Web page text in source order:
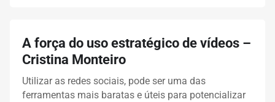
A força do uso estratégico de vídeos –
Cristina Monteiro
Utilizar as redes sociais, pode ser uma das
ferramentas mais baratas e úteis para potencializar